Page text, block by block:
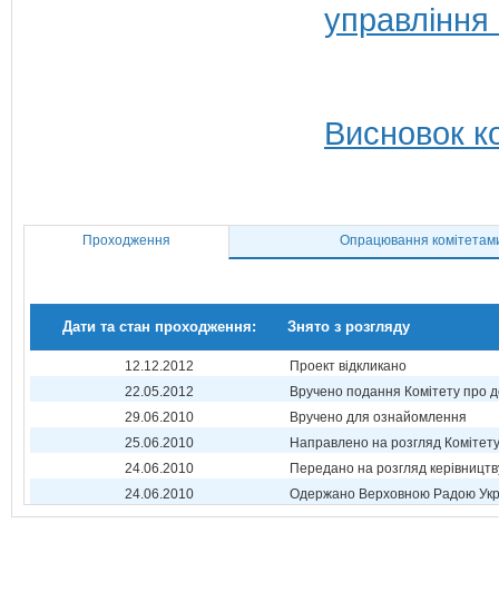
Висновок
Проходження Опрацювання
Дати та стан проходження: Знято з розгляду
12.12.2012
Проект відкликано
22.05.2012
Вручено подання Комітету про
29.06.2010
Вручено для ознайомлення
25.06.2010
Направлено на розгляд Комітету
24.06.2010
Передано на розгляд
24.06.2010
Одержано Верховною Радою